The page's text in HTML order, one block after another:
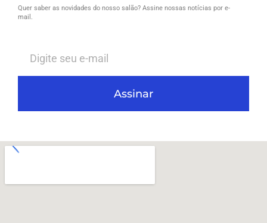
Quer saber as novidades do nosso salão? Assine nossas notícias por e-
mail.
Assinar